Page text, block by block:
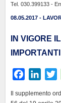
Tel. 030.399133 -
08.05.2017 -
IN VIGORE
c
n
i
Il supplemento